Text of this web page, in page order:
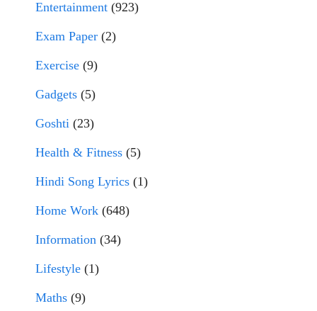
Entertainment (923)
Exam Paper (2)
Exercise (9)
Gadgets (5)
Goshti (23)
Health & Fitness (5)
Hindi Song Lyrics (1)
Home Work (648)
Information (34)
Lifestyle (1)
Maths (9)